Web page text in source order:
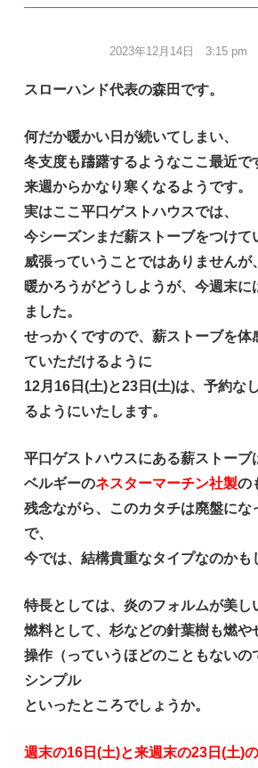
2023年12月14日 3:15 pm
スローハンド代表の森田です。
何だか暖かい日が続いてしまい、
冬支度も躊躇するようなここ最近で
来週からかなり寒くなるようです。
実はここ平口ゲストハウスでは、
今シーズンまだ薪ストーブをつけて
威張っていうことではありませんが、
暖かろうがどうしようが、今週末に
ました。
せっかくですので、薪ストーブを体
ていただけるように
12月16日(土)と23日(土)は、予約な
るようにいたします。
平口ゲストハウスにある薪ストーブ
ベルギーのネスターマーチン社製の
残念ながら、このカタチは廃盤にな
で、
今では、結構貴重なタイプなのかも
特長としては、炎のフォルムが美し
燃料として、杉などの針葉樹も燃や
操作（っていうほどのこともないの
シンプル
といったところでしょうか。
週末の16日(土)と来週末の23日(土)